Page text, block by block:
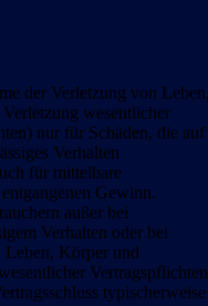
der Verletzung von
wesentlicher
nur für Schäden, die auf
Verhalten
für mittelbare
Gewinn.
außer bei
Verhalten oder bei
Leben, Körper und
Vertragspflichten
typischerweise